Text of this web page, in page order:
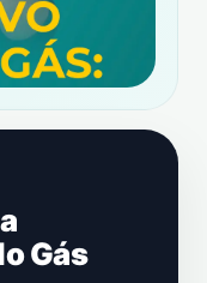
Gás